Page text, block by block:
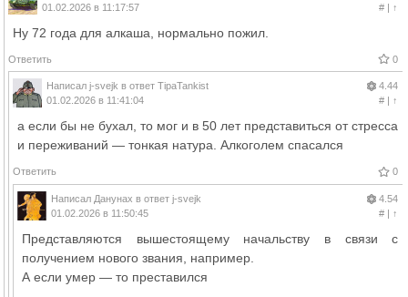
01.02.2026 в 11:17:57
#| ↑
Ну 72 года для алкаша, нормально пожил.
Ответить 0
Написал j-svejk в ответ TipaTankist
01.02.2026 в 11:41:04
4.44
#| ↑
а если бы не бухал, то мог и в 50 лет представиться от стресса
и переживаний — тонкая натура. Алкоголем спасался
Ответить 0
Написал Данунах в ответ j-svejk
01.02.2026 в 11:50:45
4.54
#| ↑
Представляются вышестоящему начальству в связи с
получением нового звания, например.
А если умер — то преставился